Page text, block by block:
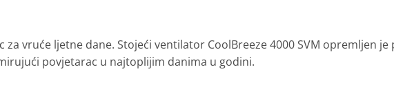
za vruće ljetne dane. Stojeći ventilator CoolBreeze 4000 SVM opremljen
povjetarac u najtoplijim danima u godini.